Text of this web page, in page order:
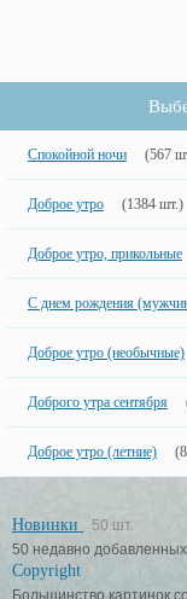
Спокойной ночи (567
Доброе утро (1384 шт.)
Доброе утро, прикольные
С днем рождения
Доброе утро (необычные)
Доброго утра сентября
Доброе утро (летние)
Новинки
50 шт.
50 недавно
Copyright